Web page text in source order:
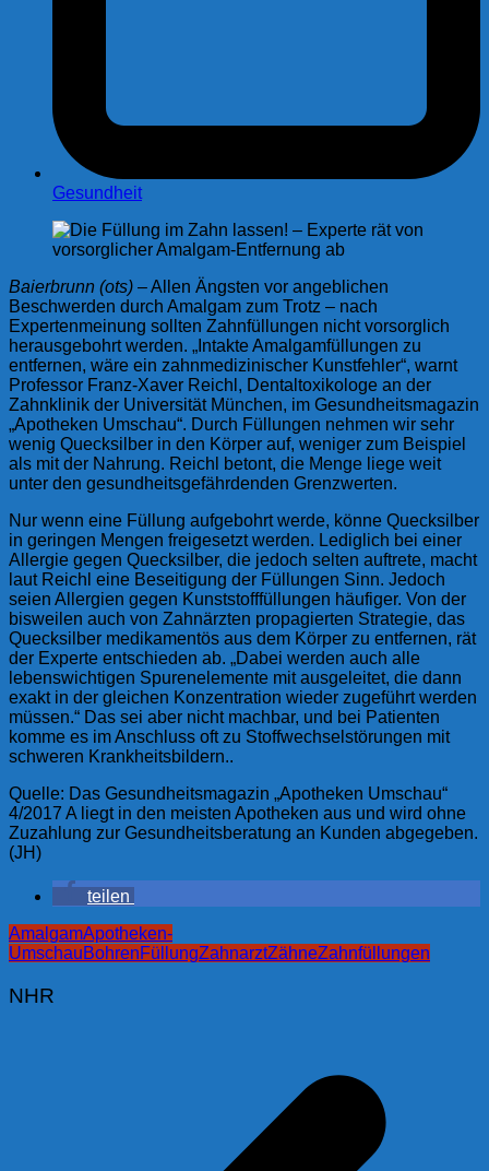
Gesundheit
Baierbrunn (ots) – Allen Ängsten vor angeblichen
Beschwerden durch Amalgam zum Trotz – nach
Expertenmeinung sollten Zahnfüllungen nicht vorsorglich
herausgebohrt werden. „Intakte Amalgamfüllungen zu
entfernen, wäre ein zahnmedizinischer Kunstfehler“, warnt
Professor Franz-Xaver Reichl, Dentaltoxikologe an der
Zahnklinik der Universität München, im Gesundheitsmagazin
„Apotheken Umschau“. Durch Füllungen nehmen wir sehr
wenig Quecksilber in den Körper auf, weniger zum Beispiel
als mit der Nahrung. Reichl betont, die Menge liege weit
unter den gesundheitsgefährdenden Grenzwerten.
Nur wenn eine Füllung aufgebohrt werde, könne Quecksilber
in geringen Mengen freigesetzt werden. Lediglich bei einer
Allergie gegen Quecksilber, die jedoch selten auftrete, macht
laut Reichl eine Beseitigung der Füllungen Sinn. Jedoch
seien Allergien gegen Kunststofffüllungen häufiger. Von der
bisweilen auch von Zahnärzten propagierten Strategie, das
Quecksilber medikamentös aus dem Körper zu entfernen, rät
der Experte entschieden ab. „Dabei werden auch alle
lebenswichtigen Spurenelemente mit ausgeleitet, die dann
exakt in der gleichen Konzentration wieder zugeführt werden
müssen.“ Das sei aber nicht machbar, und bei Patienten
komme es im Anschluss oft zu Stoffwechselstörungen mit
schweren Krankheitsbildern..
Quelle: Das Gesundheitsmagazin „Apotheken Umschau“
4/2017 A liegt in den meisten Apotheken aus und wird ohne
Zuzahlung zur Gesundheitsberatung an Kunden abgegeben.
(JH)
teilen
AmalgamApotheken-
UmschauBohrenFüllungZahnarztZähneZahnfüllungen
NHR